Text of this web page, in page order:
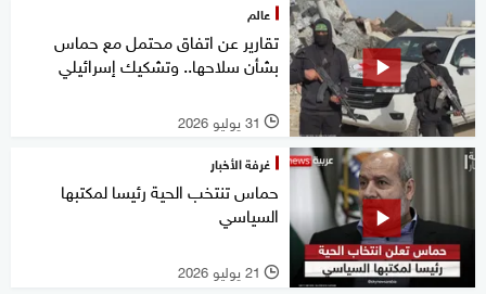
عالم
تقارير عن اتفاق محتمل مع حماس
بشأن سلاحها.. وتشكيك إسرائيلي
l 31 يوليو 2026
غرفة الأخبار
حماس تنتخب الحية رئيسا لمكتبها
السياسي
l 21 يوليو 2026